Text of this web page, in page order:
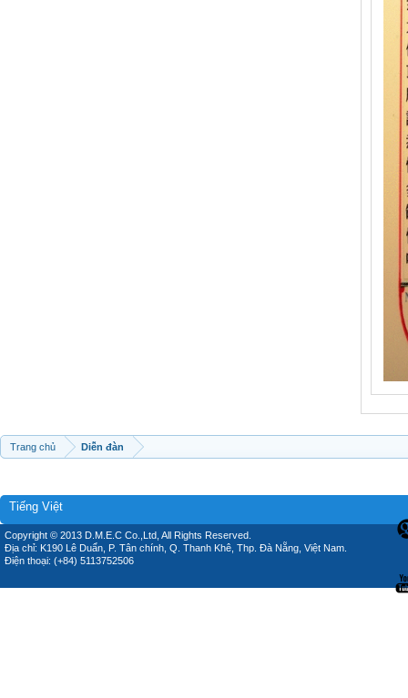
Trang chủ Diễn đàn
Tiếng Việt
Copyright © 2013 D.M.E.C Co.,Ltd, All Rights Reserved.
Địa chỉ: K190 Lê Duẩn, P. Tân chính, Q. Thanh Khê, Thp. Đà Nẵng, Việt Nam.
Điện thoại: (+84) 5113752506